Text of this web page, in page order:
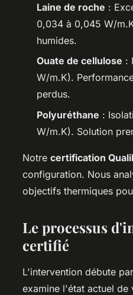
Laine de roche :
0,034 à 0,045 W/
humides.
Ouate de cellulose :
W/m.K).
perdus.
Polyuréthane :
W/m.K). Solution
Notre certification
configuration. Nous
objectifs thermiques
Le processus
certifié
L'intervention débute
examine l'état actuel de